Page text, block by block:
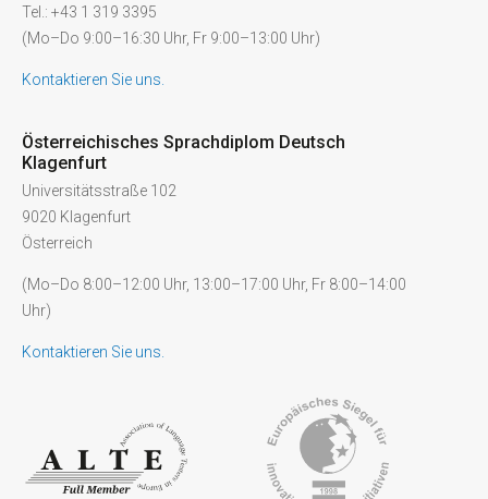
Tel.: +43 1 319 3395
(Mo–Do 9:00–16:30 Uhr, Fr 9:00–13:00 Uhr)
Kontaktieren Sie uns.
Österreichisches Sprachdiplom Deutsch
Klagenfurt
Universitätsstraße 102
9020 Klagenfurt
Österreich
(Mo–Do 8:00–12:00 Uhr, 13:00–17:00 Uhr, Fr 8:00–14:00
Uhr)
Kontaktieren Sie uns.